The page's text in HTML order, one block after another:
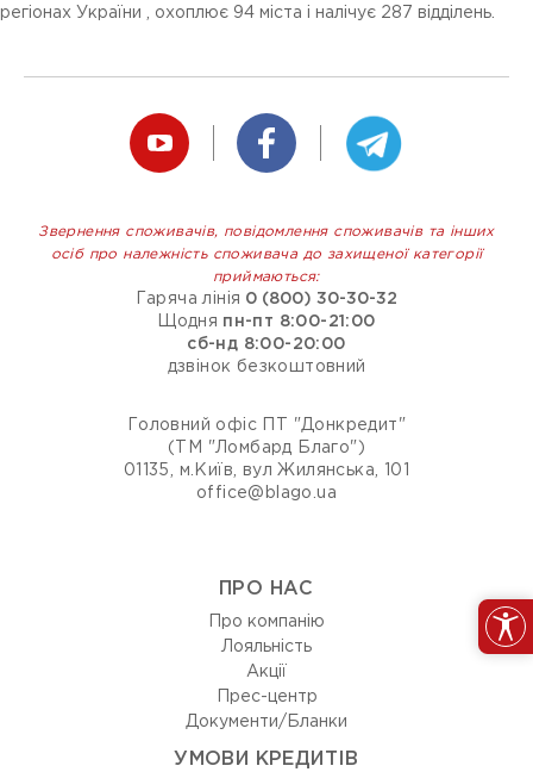
регіонах України , охоплює 94 міста і налічує 287 відділень.
Звернення споживачів, повідомлення споживачів та інших
осіб про належність споживача до захищеної категорії
приймаються:
Гаряча лінія 0 (800) 30-30-32
Щодня пн-пт 8:00-21:00
сб-нд 8:00-20:00
дзвінок безкоштовний
Головний офіс ПТ "Донкредит"
(ТМ "Ломбард Благо")
01135, м.Київ, вул Жилянська, 101
office@blago.ua
ПРО НАС
Про компанію
Лояльність
Акції
Прес-центр
Документи/Бланки
УМОВИ КРЕДИТІВ